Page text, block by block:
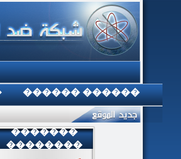
������ ������
�������
��������